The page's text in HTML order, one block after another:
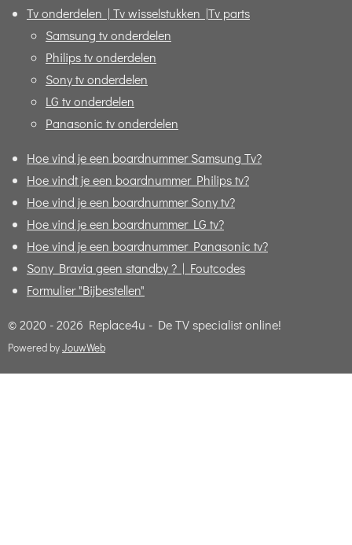
Tv onderdelen | Tv wisselstukken |Tv parts
Samsung tv onderdelen
Philips tv onderdelen
Sony tv onderdelen
LG tv onderdelen
Panasonic tv onderdelen
Hoe vind je een boardnummer Samsung Tv?
Hoe vindt je een boardnummer Philips tv?
Hoe vind je een boardnummer Sony tv?
Hoe vind je een boardnummer LG tv?
Hoe vind je een boardnummer Panasonic tv?
Sony Bravia geen standby ? | Foutcodes
Formulier "Bijbestellen"
© 2020 - 2026 Replace4u - De TV specialist online!
Powered byJouwWeb